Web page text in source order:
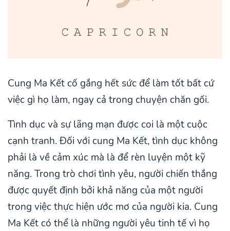
Cung Ma Kết cố gắng hết sức để làm tốt bất cứ
việc gì họ làm, ngay cả trong chuyện chăn gối.
Tình dục và sự lãng mạn được coi là một cuộc
cạnh tranh. Đối với cung Ma Kết, tình dục không
phải là về cảm xúc mà là để rèn luyện một kỹ
năng. Trong trò chơi tình yêu, người chiến thắng
được quyết định bởi khả năng của một người
trong việc thực hiện ước mơ của người kia. Cung
Ma Kết có thể là những người yêu tinh tế vì họ